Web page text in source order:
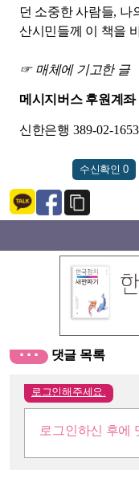
던 소중한 사람들, 나
산시민들께 이 책을
☞ 매체에 기고한 글
메시지버스 후원계좌
신한은행 389-02-
수신확인 0
··· 댓글 목록
로그인해주세요.